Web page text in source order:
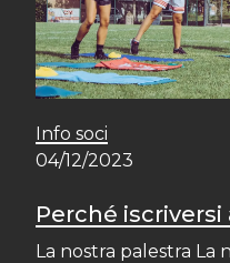
Info soci
04/12/2023
Perché
La nostra palestra La